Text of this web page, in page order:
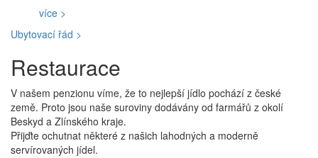
více >
Ubytovací řád >
Restaurace
V našem penzionu víme, že to nejlepší jídlo pochází z české
země. Proto jsou naše suroviny dodávány od farmářů z okolí
Beskyd a Zlínského kraje.
Přijďte ochutnat některé z našich lahodných a moderně
servírovaných jídel.